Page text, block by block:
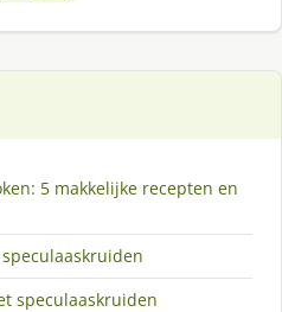
5 makkelijke recepten en
speculaaskruiden